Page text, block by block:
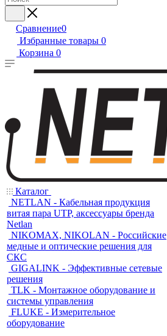
Сравнение0
Избранные товары 0
Корзина 0
Каталог
NETLAN - Кабельная продукция
витая пара UTP, аксессуары бренда
Netlan
NIKOMAX, NIKOLAN - Российские
медные и оптические решения для
СКС
GIGALINK - Эффективные сетевые
решения
TLK - Монтажное оборудование и
системы управления
FLUKE - Измерительное
оборудование